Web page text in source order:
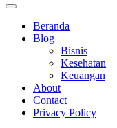
Beranda
Blog
Bisnis
Kesehatan
Keuangan
About
Contact
Privacy Policy